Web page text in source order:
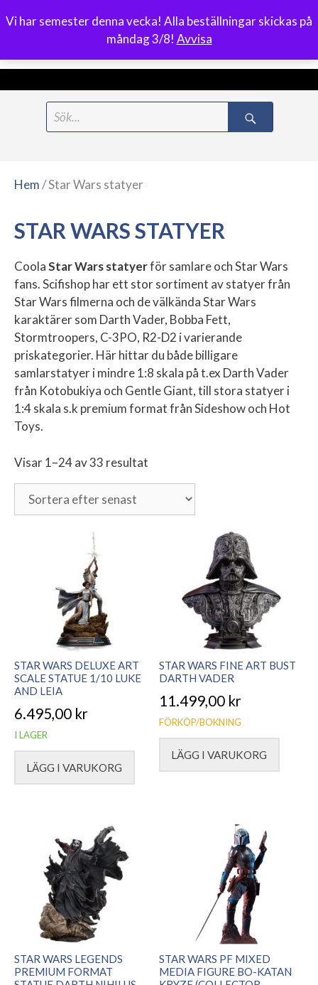
Vi har semester denna vecka! Alla beställningar skickas på
måndag 3/8! Avvisa
0
Meny
Hem/ Star Wars statyer
STAR WARS STATYER
CoolaStar Wars statyerför samlare och Star Wars
fans. Scifishop har ett stor sortiment av statyer från
Star Wars filmerna och de välkända Star Wars
karaktärer som Darth Vader, Bobba Fett,
Stormtroopers, C-3PO, R2-D2 i varierande
priskategorier. Här hittar du både billigare
samlarstatyer i mindre 1:8 skala på t.ex Darth Vader
från Kotobukiya och Gentle Giant, till stora statyer i
1:4 skala s.k premium format från Sideshow och Hot
Toys.
Visar 1–24 av 33 resultat
efter
senaste
STAR WARS DELUXE ART
SCALE STATUE 1/10 LUKE
AND LEIA
6.495,00 kr
I LAGER
LÄGG I VARUKORG
STAR WARS FINE ART BUST
DARTH VADER
11.499,00 kr
FÖRKÖP/BOKNING
LÄGG I VARUKORG
STAR WARS LEGENDS
PREMIUM FORMAT
STAR WARS PF MIXED
MEDIA FIGURE BO-KATAN